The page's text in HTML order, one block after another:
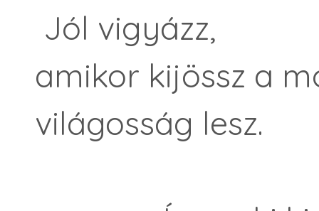
Jól vigyázz,
amikor kijössz a
világosság lesz.